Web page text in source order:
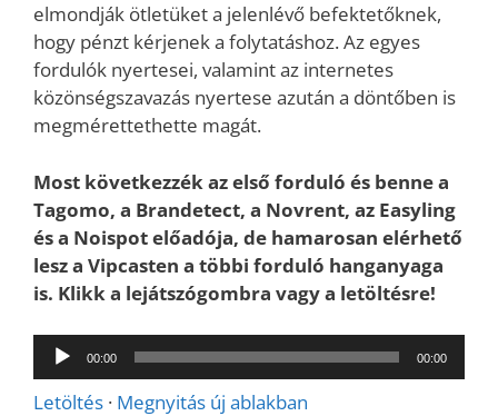
elmondják ötletüket a jelenlévő befektetőknek,
hogy pénzt kérjenek a folytatáshoz. Az egyes
fordulók nyertesei, valamint az internetes
közönségszavazás nyertese azután a döntőben is
megmérettethette magát.
Most következzék az első forduló és benne a
Tagomo, a Brandetect, a Novrent, az Easyling
és a Noispot előadója, de hamarosan elérhető
lesz a Vipcasten a többi forduló hanganyaga
is. Klikk a lejátszógombra vagy a letöltésre!
Audió
lejátszó
00:00 00:00
Letöltés · Megnyitás új ablakban